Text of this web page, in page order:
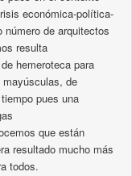
económica-política-
de arquitectos
resulta
hemeroteca para
de
pues una
que están
resultado mucho más
todos.